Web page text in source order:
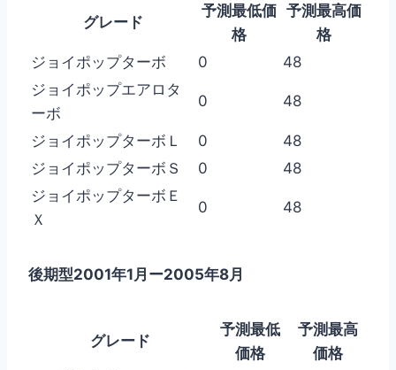
グレード
予測最低価
格
予測最高価
格
ジョイポップターボ
0
48
ジョイポップエアロタ
ーボ
0 48
ジョイポップターボＬ 0
48
ジョイポップターボＳ
0
48
ジョイポップターボＥ
Ｘ
0 48
後期型2001年1月ー2005年8月
グレード
予測最低
価格
予測最高
価格